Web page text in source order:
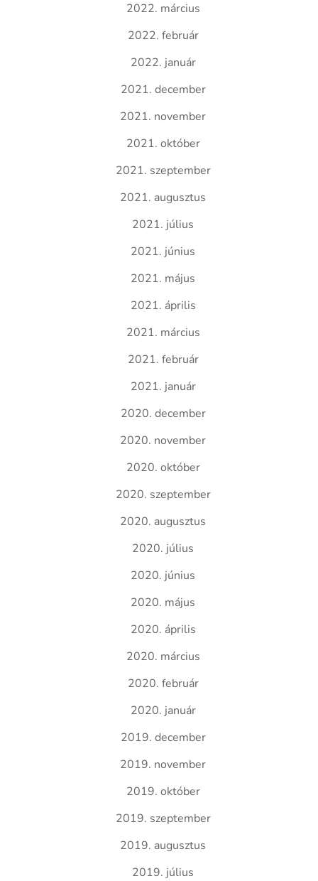
2022. március
2022. február
2022. január
2021. december
2021. november
2021. október
2021. szeptember
2021. augusztus
2021. július
2021. június
2021. május
2021. április
2021. március
2021. február
2021. január
2020. december
2020. november
2020. október
2020. szeptember
2020. augusztus
2020. július
2020. június
2020. május
2020. április
2020. március
2020. február
2020. január
2019. december
2019. november
2019. október
2019. szeptember
2019. augusztus
2019. július